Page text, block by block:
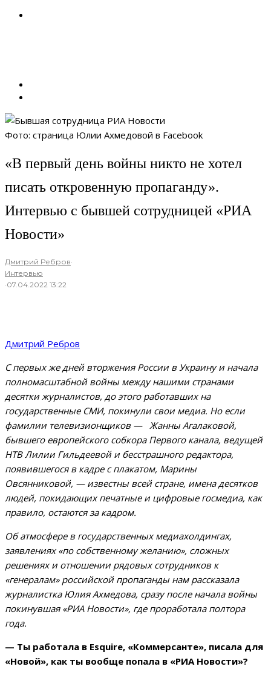
Фото: страница Юлии Ахмедовой в Facebook
«В первый день войны никто не хотел
писать откровенную пропаганду».
Интервью с бывшей сотрудницей «РИА
Новости»
Дмитрий Ребров·
Интервью
·07.04.2022 13:22
Дмитрий Ребров
С первых же дней вторжения России в Украину и начала
полномасштабной войны между нашими странами
десятки журналистов, до этого работавших на
государственные СМИ, покинули свои медиа. Но если
фамилии телевизионщиков — Жанны Агалаковой,
бывшего европейского собкора Первого канала, ведущей
НТВ Лилии Гильдеевой и бесстрашного редактора,
появившегося в кадре с плакатом, Марины
Овсянниковой, — известны всей стране, имена десятков
людей, покидающих печатные и цифровые госмедиа, как
правило, остаются за кадром.
Об атмосфере в государственных медиахолдингах,
заявлениях «по собственному желанию», сложных
решениях и отношении рядовых сотрудников к
«генералам» российской пропаганды нам рассказала
журналистка Юлия Ахмедова, сразу после начала войны
покинувшая «РИА Новости», где проработала полтора
года.
— Ты работала в Esquire, «Коммерсанте», писала для
«Новой», как ты вообще попала в «РИА Новости»?